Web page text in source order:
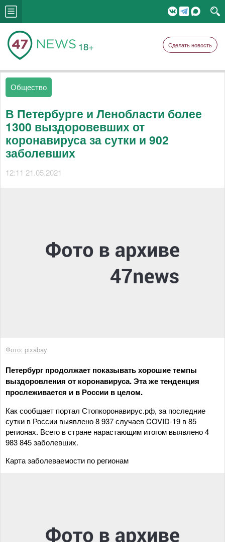
18+ Сделать новость
Общество
В Петербурге и Ленобласти более
1300 выздоровевших от
коронавируса за сутки и 902
заболевших
12:11 21.05.2021
Фото: pixabay
Петербург продолжает показывать хорошие темпы
выздоровления от коронавируса. Эта же тенденция
прослеживается и в России в целом.
Как сообщает портал Стопкоронавирус.рф, за последние
сутки в России выявлено 8 937 случаев COVID-19 в 85
регионах. Всего в стране нарастающим итогом выявлено 4
983 845 заболевших.
Карта заболеваемости по регионам